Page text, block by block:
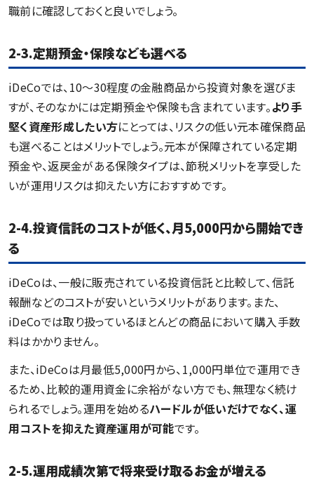
職前に確認しておくと良いでしょう。
2-3.定期預金・保険なども選べる
iDeCoでは、10〜30程度の金融商品から投資対象を選びま
すが、そのなかには定期預金や保険も含まれています。より手
堅く資産形成したい方にとっては、リスクの低い元本確保商品
も選べることはメリットでしょう。元本が保障されている定期
預金や、返戻金がある保険タイプは、節税メリットを享受した
いが運用リスクは抑えたい方におすすめです。
2-4.投資信託のコストが低く、月5,000円から開始でき
る
iDeCoは、一般に販売されている投資信託と比較して、信託
報酬などのコストが安いというメリットがあります。また、
iDeCoでは取り扱っているほとんどの商品において購入手数
料はかかりません。
また、iDeCoは月最低5,000円から、1,000円単位で運用でき
るため、比較的運用資金に余裕がない方でも、無理なく続け
られるでしょう。運用を始めるハードルが低いだけでなく、運
用コストを抑えた資産運用が可能です。
2-5.運用成績次第で将来受け取るお金が増える